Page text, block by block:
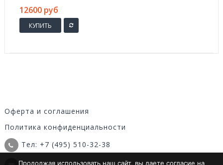
Продолжая использовать наш сайт, вы даете согласие на
12600 руб
КУПИТЬ
Оферта и соглашения
Политика конфиденциальности
Тел: +7 (495) 510-32-38